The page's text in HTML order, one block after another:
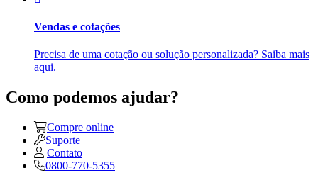
Vendas e cotações
Precisa de uma cotação ou solução personalizada? Saiba mais
aqui.
Como podemos ajudar?
Compre online
Suporte
Contato
0800-770-5355